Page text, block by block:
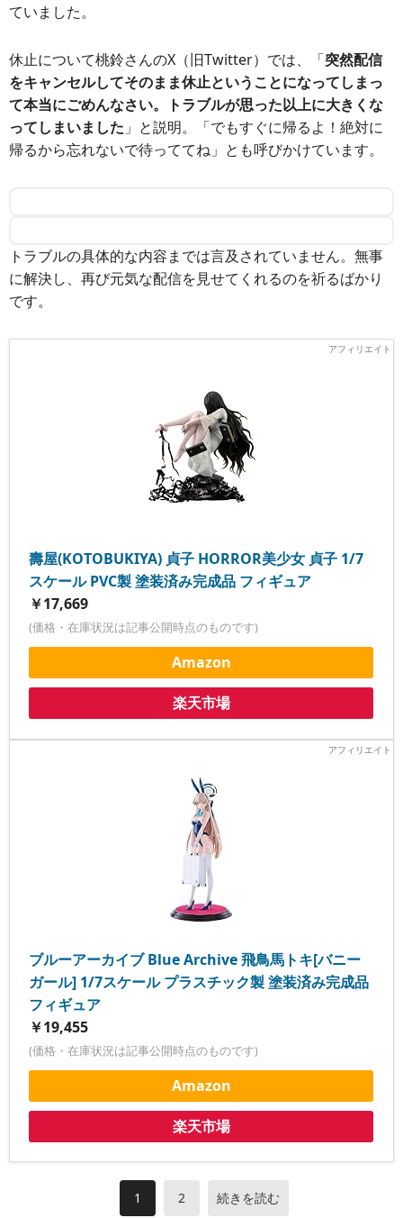
ていました。
休止について桃鈴さんのX（旧Twitter）では、「突然配信
をキャンセルしてそのまま休止ということになってしまっ
て本当にごめんなさい。トラブルが思った以上に大きくな
ってしまいました 」と説明。「でもすぐに帰るよ！絶対に
帰るから忘れないで待っててね」とも呼びかけています。
トラブルの具体的な内容までは言及されていません。無事
に解決し、再び元気な配信を見せてくれるのを祈るばかり
です。
壽屋(KOTOBUKIYA) 貞子 HORROR美少女 貞子 1/7
スケール PVC製 塗装済み完成品 フィギュア
￥17,669
(価格・在庫状況は記事公開時点のものです)
Amazon
楽天市場
ブルーアーカイブ Blue Archive 飛鳥馬トキ[バニー
ガール] 1/7スケール プラスチック製 塗装済み完成品
フィギュア
￥19,455
(価格・在庫状況は記事公開時点のものです)
Amazon
楽天市場
1 2 続きを読む